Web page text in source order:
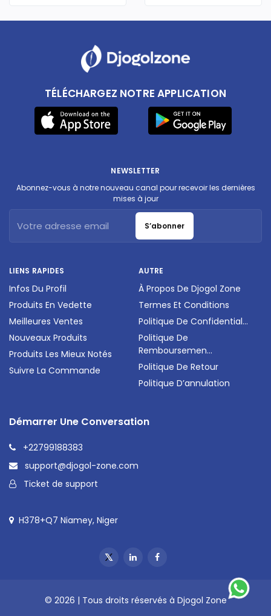
TÉLÉCHARGEZ NOTRE APPLICATION
LIENS RAPIDES
Infos Du Profil
Produits En Vedette
Meilleures Ventes
Nouveaux Produits
Produits Les Mieux Notés
Suivre La Commande
AUTRE
À Propos De Djogol Zone
Termes Et Conditions
Politique De Confidential...
Politique De
Remboursemen...
Politique De Retour
Politique D’annulation
NEWSLETTER
Abonnez-vous à notre nouveau canal pour recevoir les dernières
mises à jour
S’abonner
Démarrer Une Conversation
+22799188383
support@djogol-zone.com
Ticket de support
H378+Q7 Niamey, Niger
© 2026 | Tous droits réservés à Djogol Zone